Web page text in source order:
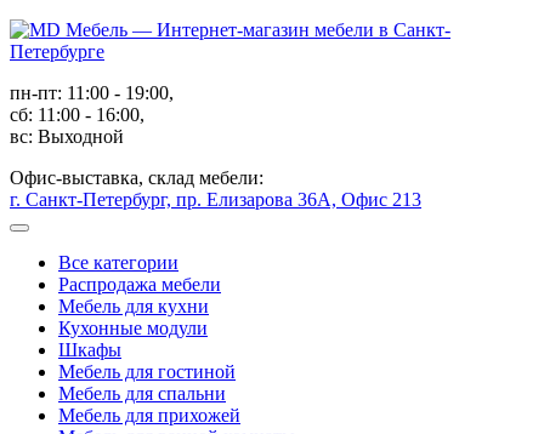
пн-пт: 11:00 - 19:00,
сб: 11:00 - 16:00,
вс: Выходной
Офис-выставка, склад мебели:
г. Санкт-Петербург, пр. Елизарова 36А, Офис 213
Все категории
Распродажа мебели
Мебель для кухни
Кухонные модули
Шкафы
Мебель для гостиной
Мебель для спальни
Мебель для прихожей